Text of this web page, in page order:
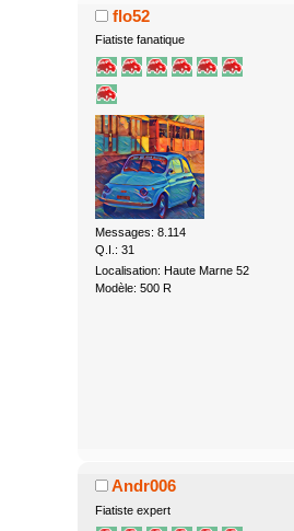
flo52
Fiatiste fanatique
Messages: 8.114
Q.I.: 31
Localisation: Haute Marne 52
Modèle: 500 R
Andr006
Fiatiste expert